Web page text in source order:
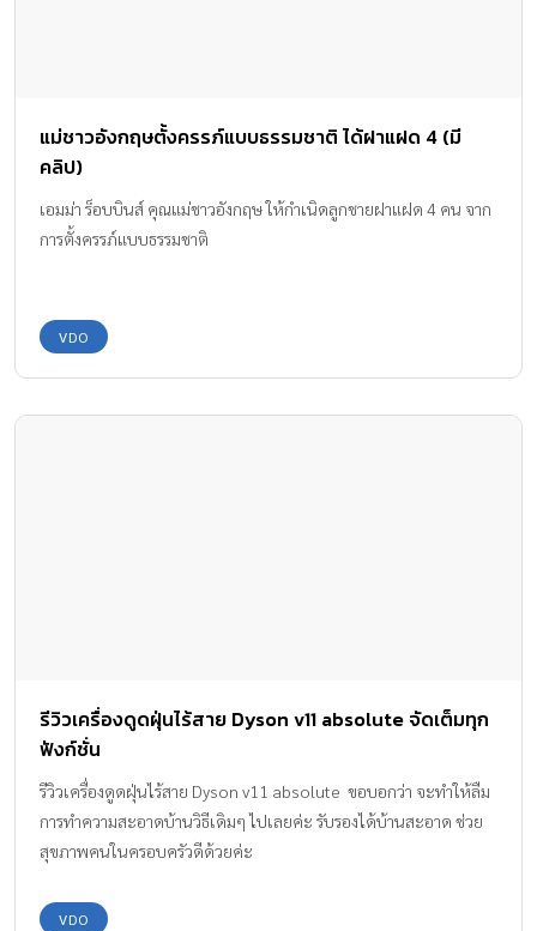
แม่ชาวอังกฤษตั้งครรภ์แบบธรรมชาติ ได้ฝาแฝด 4 (มี
คลิป)
เอมม่า ร็อบบินส์ คุณแม่ชาวอังกฤษ ให้กำเนิดลูกชายฝาแฝด 4 คน จาก
การตั้งครรภ์แบบธรรมชาติ
VDO
รีวิวเครื่องดูดฝุ่นไร้สาย Dyson v11 absolute จัดเต็มทุก
ฟังก์ชั่น
รีวิวเครื่องดูดฝุ่นไร้สาย Dyson v11 absolute ขอบอกว่า จะทำให้ลืม
การทำความสะอาดบ้านวิธีเดิมๆ ไปเลยค่ะ รับรองได้บ้านสะอาด ช่วย
สุขภาพคนในครอบครัวดีด้วยค่ะ
VDO